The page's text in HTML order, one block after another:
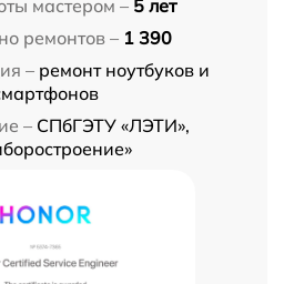
мастером – 5 лет
ремонтов – 1 390
– ремонт ноутбуков и
– СПбГЭТУ «ЛЭТИ»,